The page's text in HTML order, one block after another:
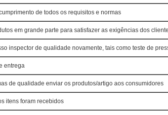
de todos os requisitos e normas
em grande parte para satisfazer as exigências dos
inspector de qualidade novamente, tais como teste de
entrega
de qualidade enviar os produtos/artigo aos consumidores
itens foram recebidos